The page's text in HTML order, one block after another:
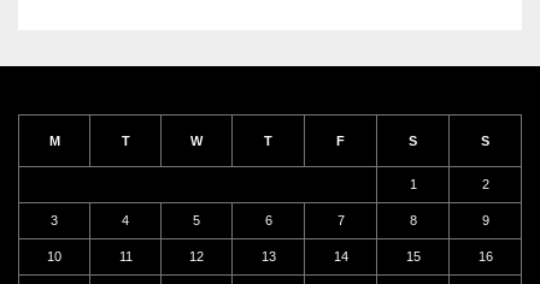
M T W T F S S
1 2
3 4 5 6 7 8 9
10 11 12 13 14 15 16